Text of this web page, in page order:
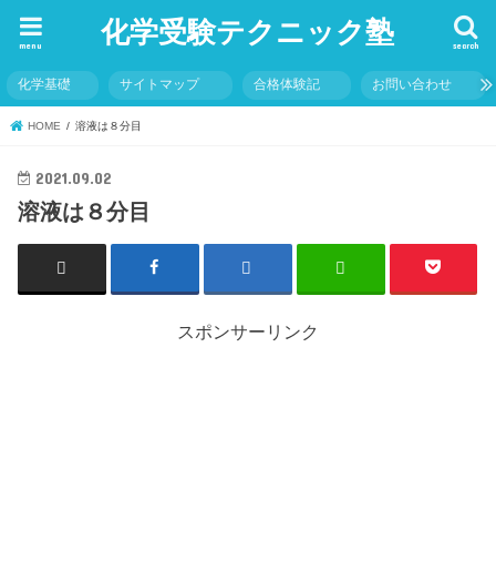
化学受験テクニック塾 search
menu
化学基礎 サイトマップ 合格体験記 お問い合わせ
HOME 溶液は８分目
2021.09.02
溶液は８分目
スポンサーリンク